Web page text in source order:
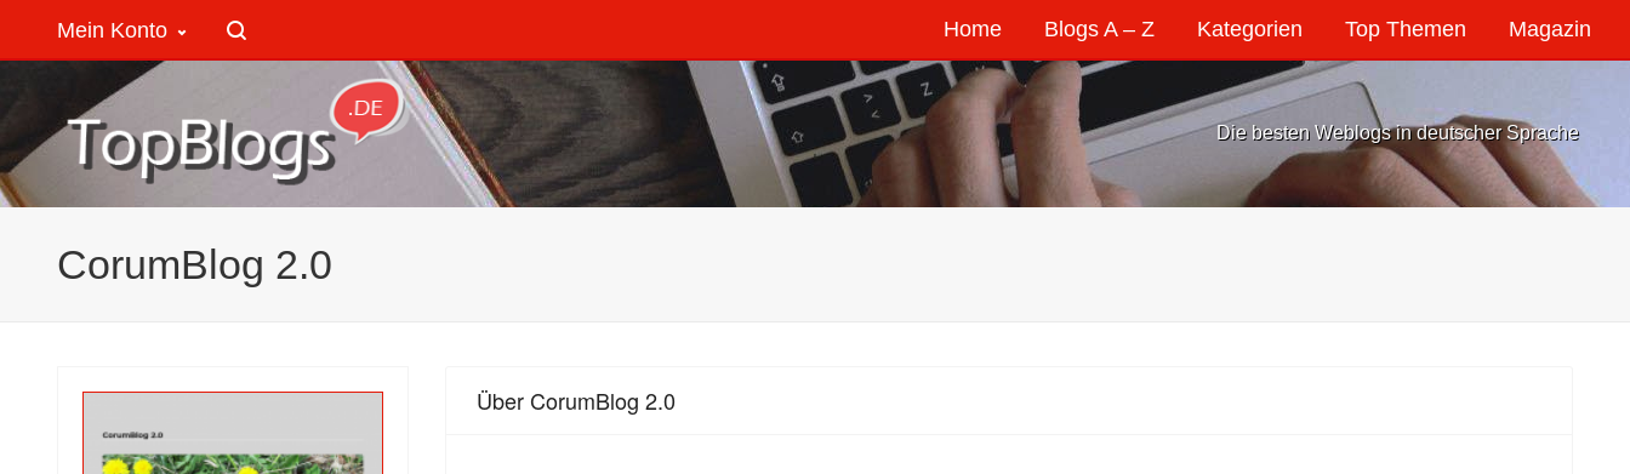
Home Blogs A – Z Kategorien Top Themen Magazin
Mein Konto
Die besten Weblogs in deutscher Sprache
CorumBlog 2.0
Über CorumBlog 2.0